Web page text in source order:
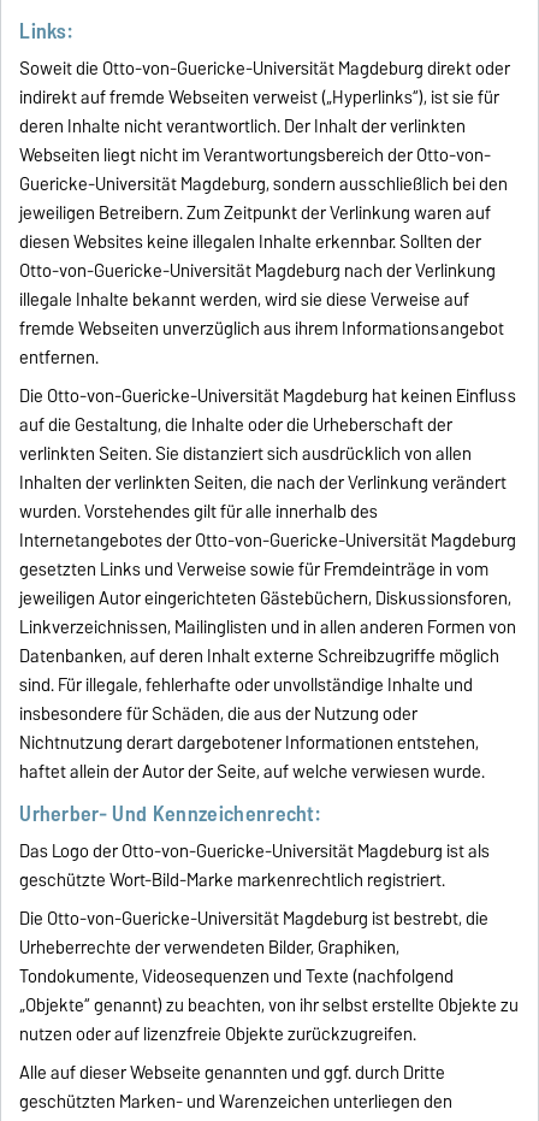
Links:
Soweit die Otto-von-Guericke-Universität Magdeburg direkt oder
indirekt auf fremde Webseiten verweist („Hyperlinks“), ist sie für
deren Inhalte nicht verantwortlich. Der Inhalt der verlinkten
Webseiten liegt nicht im Verantwortungsbereich der Otto-von-
Guericke-Universität Magdeburg, sondern ausschließlich bei den
jeweiligen Betreibern. Zum Zeitpunkt der Verlinkung waren auf
diesen Websites keine illegalen Inhalte erkennbar. Sollten der
Otto-von-Guericke-Universität Magdeburg nach der Verlinkung
illegale Inhalte bekannt werden, wird sie diese Verweise auf
fremde Webseiten unverzüglich aus ihrem Informationsangebot
entfernen.
Die Otto-von-Guericke-Universität Magdeburg hat keinen Einfluss
auf die Gestaltung, die Inhalte oder die Urheberschaft der
verlinkten Seiten. Sie distanziert sich ausdrücklich von allen
Inhalten der verlinkten Seiten, die nach der Verlinkung verändert
wurden. Vorstehendes gilt für alle innerhalb des
Internetangebotes der Otto-von-Guericke-Universität Magdeburg
gesetzten Links und Verweise sowie für Fremdeinträge in vom
jeweiligen Autor eingerichteten Gästebüchern, Diskussionsforen,
Linkverzeichnissen, Mailinglisten und in allen anderen Formen von
Datenbanken, auf deren Inhalt externe Schreibzugriffe möglich
sind. Für illegale, fehlerhafte oder unvollständige Inhalte und
insbesondere für Schäden, die aus der Nutzung oder
Nichtnutzung derart dargebotener Informationen entstehen,
haftet allein der Autor der Seite, auf welche verwiesen wurde.
Urherber- Und Kennzeichenrecht:
Das Logo der Otto-von-Guericke-Universität Magdeburg ist als
geschützte Wort-Bild-Marke markenrechtlich registriert.
Die Otto-von-Guericke-Universität Magdeburg ist bestrebt, die
Urheberrechte der verwendeten Bilder, Graphiken,
Tondokumente, Videosequenzen und Texte (nachfolgend
„Objekte“ genannt) zu beachten, von ihr selbst erstellte Objekte zu
nutzen oder auf lizenzfreie Objekte zurückzugreifen.
Alle auf dieser Webseite genannten und ggf. durch Dritte
geschützten Marken- und Warenzeichen unterliegen den